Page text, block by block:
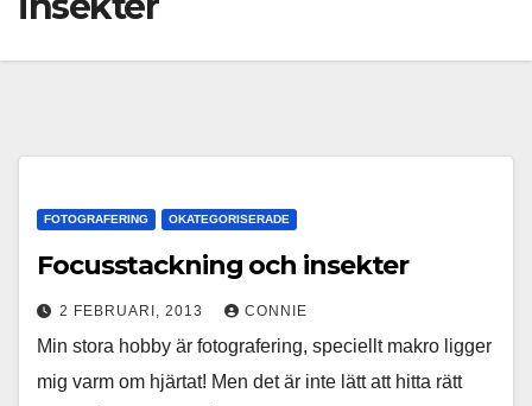
FOTOGRAFERING OKATEGORISERADE
Focusstackning och insekter
2 FEBRUARI, 2013 CONNIE
Min stora hobby är fotografering, speciellt makro ligger
mig varm om hjärtat! Men det är inte lätt att hitta rätt